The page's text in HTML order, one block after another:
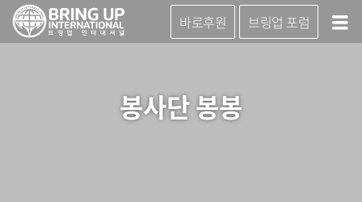
바로후원 브링업 포럼
봉사단 봉봉